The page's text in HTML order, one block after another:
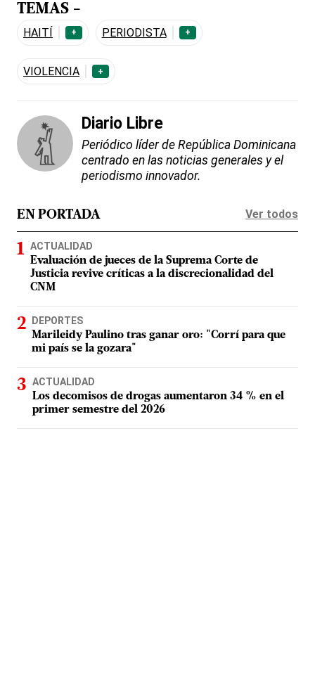
TEMAS -
HAITÍ + PERIODISTA +
VIOLENCIA +
Diario Libre
Periódico líder de República Dominicana
centrado en las noticias generales y el
periodismo innovador.
EN PORTADA Ver todos
ACTUALIDAD
Evaluación de jueces de la Suprema Corte de
Justicia revive críticas a la discrecionalidad del
CNM
DEPORTES
Marileidy Paulino tras ganar oro: "Corrí para que
mi país se la gozara"
ACTUALIDAD
Los decomisos de drogas aumentaron 34 % en el
primer semestre del 2026